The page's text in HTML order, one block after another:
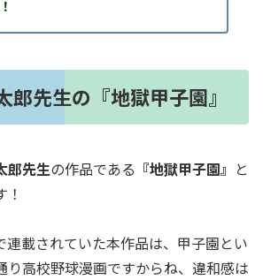
郎先生の『地獄甲子園』
郎先生の作品である 『地獄甲子園』 と
連載されていた本作品は、甲子園とい
り高校野球漫画ですからね、違和感は